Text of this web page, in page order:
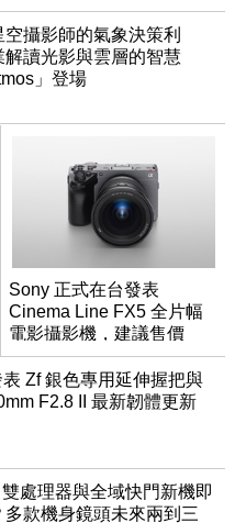
空攝影師的氣象決策利
解讀光影與雲層的智慧
」登場
Sony 正式在台發表
Cinema Line FX5 全片幅
電影攝影機，建議售價
NT$144,980
Zf 銀色專用延伸握把與
F2.8 II 最新韌體更新
處理器與全域快門新機即
多款機身鏡頭未來兩到三